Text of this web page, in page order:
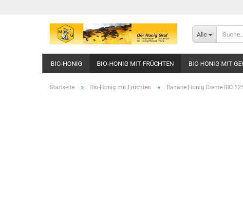
Alle
BIO-HONIG BIO-HONIG MIT FRÜCHTEN BIO HONIG MIT
BILDER, GESCHENKIDEEN, POSTKARTEN, PUZZLES USW.
Startseite » Bio-Honig mit Früchten » Banane Honig Creme BIO